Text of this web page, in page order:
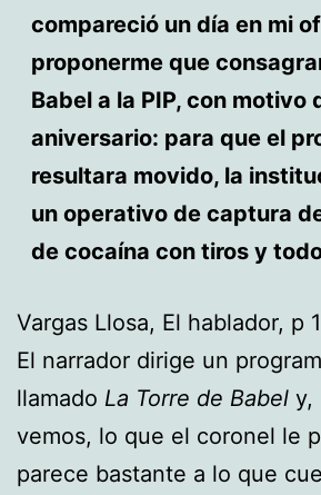
compareció un día en mi
proponerme que
Babel a la PIP, con motivo
aniversario: para que el
resultara movido, la
un operativo de captura
de cocaína con tiros y
Vargas Llosa, El hablador, p
El narrador dirige un
llamado La Torre de Babel y,
vemos, lo que el coronel le
parece bastante a lo que